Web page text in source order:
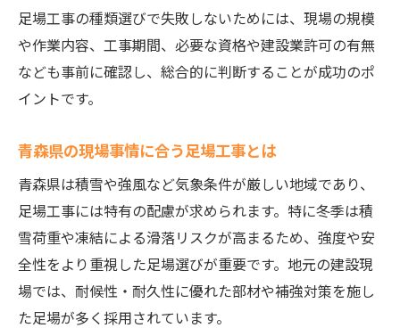
現場事故を防ぐための足場工事選定法
足場工事の安全ポイントと実践対策
建設現場に適した足場工事とは何か
現場規模別の足場工事選定方法を解説
建設現場の特徴に合う足場工事の選び方
足場工事の最適化で現場効率を向上
作業効率に直結する足場工事の種類比較
作業効率を左右する足場工事の違い
足場工事の種類別に見る作業効率化策
足場工事の種類選びで失敗しないためには、現場の規模
や作業内容、工事期間、必要な資格や建設業許可の有無
なども事前に確認し、総合的に判断することが成功のポ
イントです。
青森県の現場事情に合う足場工事とは
青森県は積雪や強風など気象条件が厳しい地域であり、
足場工事には特有の配慮が求められます。特に冬季は積
雪荷重や凍結による滑落リスクが高まるため、強度や安
全性をより重視した足場選びが重要です。地元の建設現
場では、耐候性・耐久性に優れた部材や補強対策を施し
た足場が多く採用されています。